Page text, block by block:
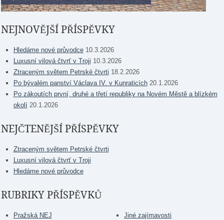
NEJNOVĚJŠÍ PŘÍSPĚVKY
Hledáme nové průvodce 10.3.2026
Luxusní vilová čtvrť v Troji 10.3.2026
Ztraceným světem Petrské čtvrti 18.2.2026
Po bývalém panství Václava IV. v Kunraticích 20.1.2026
Po zákoutích první, druhé a třetí republiky na Novém Městě a blízkém
okolí 20.1.2026
NEJČTENĚJŠÍ PŘÍSPĚVKY
Ztraceným světem Petrské čtvrti
Luxusní vilová čtvrť v Troji
Hledáme nové průvodce
RUBRIKY PŘÍSPĚVKŮ
Pražská NEJ
Jiné zajímavosti